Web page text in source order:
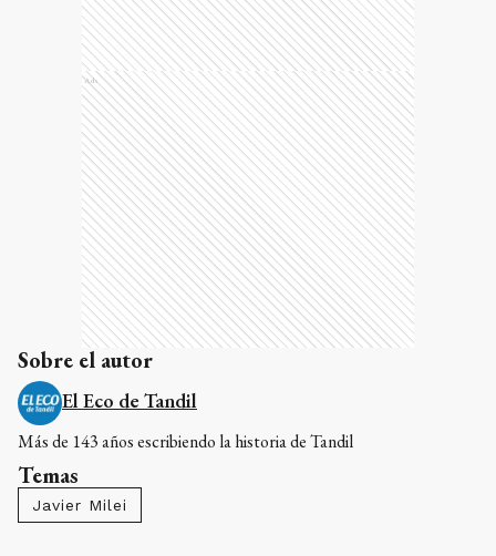
Ads
Sobre el autor
El Eco de Tandil
Más de 143 años escribiendo la historia de Tandil
Temas
Javier Milei